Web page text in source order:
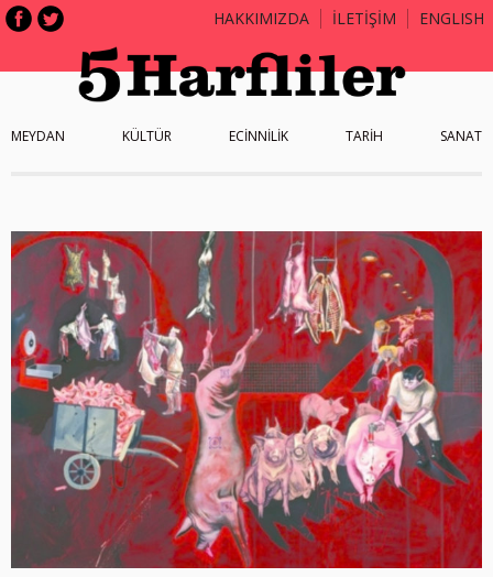
HAKKIMIZDA İLETİŞİM ENGLISH
MEYDAN KÜLTÜR ECİNNİLİK TARİH SANAT